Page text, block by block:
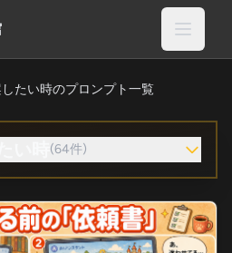
たい時のプロンプト一覧
(64件)